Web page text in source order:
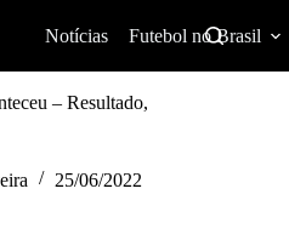
Notícias Futebol no Brasil
– Resultado,
25/06/2022